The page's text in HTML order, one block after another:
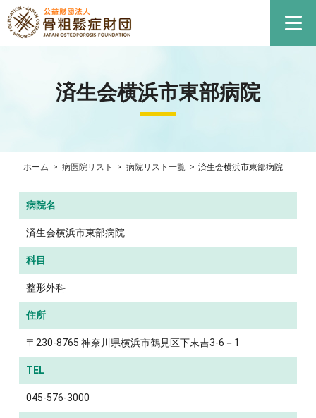
済生会横浜市東部病院
ホーム > 病医院リスト > 病院リスト一覧 > 済生会横浜市東部病院
病院名
済生会横浜市東部病院
科目
整形外科
住所
〒230-8765 神奈川県横浜市鶴見区下末吉3-6－1
TEL
045-576-3000